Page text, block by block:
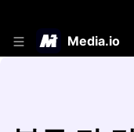
Media.io